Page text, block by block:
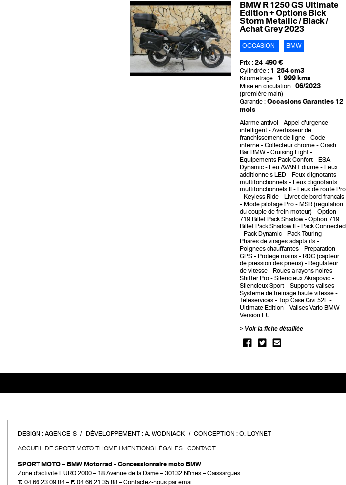
BMW R 1250 GS Ultimate
Edition + Options Blck
Storm Metallic / Black /
Achat Grey 2023
OCCASION BMW
Prix : 24 490 €
Cylindrée : 1 254 cm3
Kilométrage : 1 999 kms
Mise en circulation : 06/2023
(première main)
Garantie : Occasions Garanties 12
mois
Alarme antivol
Appel d'urgence
intelligent
Avertisseur de
franchissement de ligne
Code
interne
Collecteur chrome
Crash
Bar BMW
Cruising Light
Equipements Pack Confort
ESA
Dynamic
Feu AVANT diurne
Feux
additionnels LED
Feux clignotants
multifonctionnels
Feux clignotants
multifonctionnels II
Feux de route Pro
Keyless Ride
Livret de bord francais
Mode pilotage Pro
MSR (regulation
du couple de frein moteur)
Option
719 Billet Pack Shadow
Option 719
Billet Pack Shadow II
Pack Connected
Pack Dynamic
Pack Touring
Phares de virages adaptatifs
Poignees chauffantes
Preparation
GPS
Protege mains
RDC (capteur
de pression des pneus)
Regulateur
de vitesse
Roues a rayons noires
Shifter Pro
Silencieux Akrapovic
Silencieux Sport
Supports valises
Système de freinage haute vitesse
Teleservices
Top Case Givi 52L
Ultimate Edition
Valises Vario BMW
Version EU
Voir la fiche détaillée
DESIGN : AGENCE-S DÉVELOPPEMENT : A. WODNIACK CONCEPTION : O. LOYNET
ACCUEIL DE SPORT MOTO THOME MENTIONS LÉGALES CONTACT
SPORT MOTO – BMW Motorrad – Concessionnaire moto BMW
Zone d’activité EURO 2000 – 18 Avenue de la Dame – 30132 Nîmes – Caissargues
T. 04 66 23 09 84 – F. 04 66 21 35 88 – Contactez-nous par email